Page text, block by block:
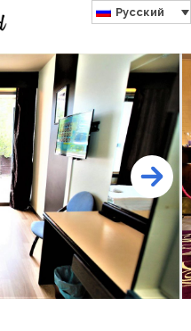
Русский